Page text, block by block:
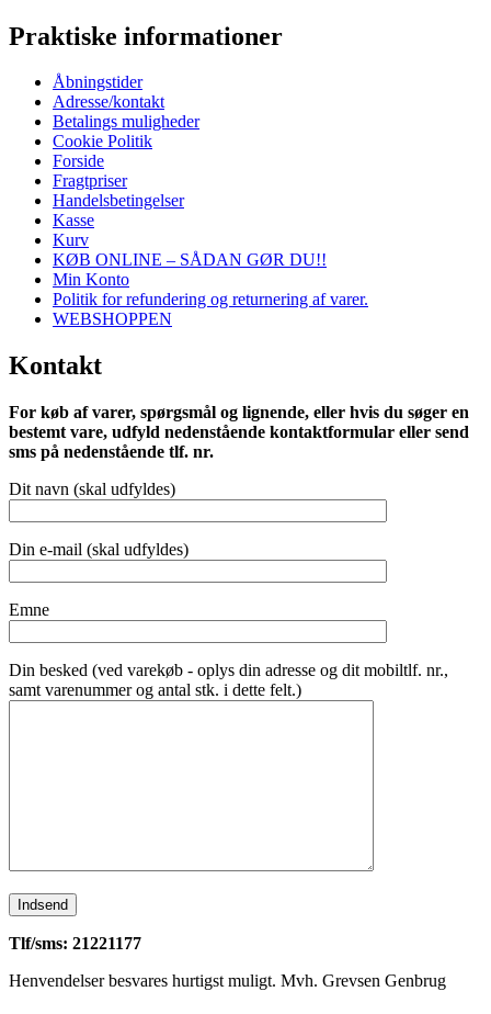
Praktiske informationer
Åbningstider
Adresse/kontakt
Betalings muligheder
Cookie Politik
Forside
Fragtpriser
Handelsbetingelser
Kasse
Kurv
KØB ONLINE – SÅDAN GØR DU!!
Min Konto
Politik for refundering og returnering af varer.
WEBSHOPPEN
Kontakt
For køb af varer, spørgsmål og lignende, eller hvis du søger en
bestemt vare, udfyld nedenstående kontaktformular eller send
sms på nedenstående tlf. nr.
Dit navn (skal udfyldes)
Din e-mail (skal udfyldes)
Emne
Din besked (ved varekøb - oplys din adresse og dit mobiltlf. nr.,
samt varenummer og antal stk. i dette felt.)
Tlf/sms: 21221177
Henvendelser besvares hurtigst muligt. Mvh. Grevsen Genbrug